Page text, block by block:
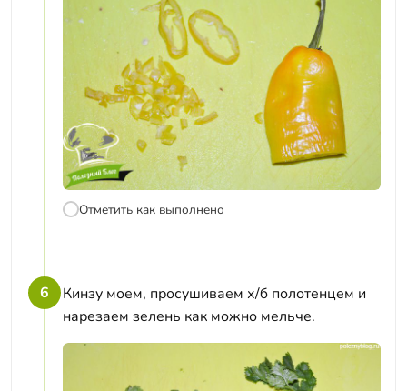
Отметить как выполнено
6
Кинзу моем, просушиваем х/б полотенцем и
нарезаем зелень как можно мельче.